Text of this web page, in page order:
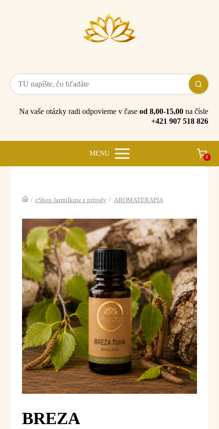
Na vaše otázky radi odpovieme v čase od 8,00-15,00na čísle
+421 907 518 826
MENU 0
/ eShop Jarmilkine z prírody / AROMATERAPIA
BREZA